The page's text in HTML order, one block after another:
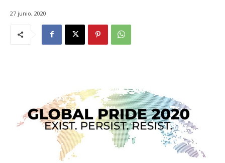
27 junio, 2020